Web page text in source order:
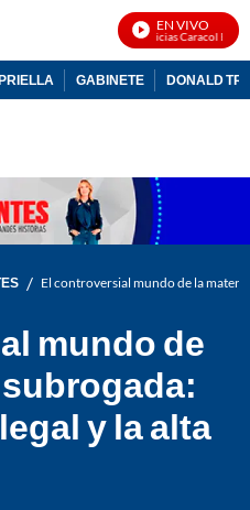
EN VIVO
Noticias Caracol En
GABINETE DONALD
/ El controversial mundo de la
mundo de
y la alta